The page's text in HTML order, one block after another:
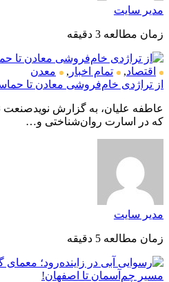
مدیر سایت
زمان مطالعه 3 دقیقه
اقتصاد, تمام اخبار ,
معدن
از تراژدی خام‌فروشی معادن تا
عاطفه علیان، به گزارش نویدصنعت
که در اسارت روان‌شناختی و…
مدیر سایت
زمان مطالعه 5 دقیقه